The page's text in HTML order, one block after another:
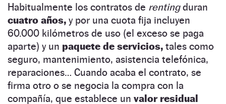
Habitualmente los contratos de rentingduran
cuatro años, y por una cuota fija incluyen
60.000 kilómetros de uso (el exceso se paga
aparte) y un paquete de servicios, tales como
seguro, mantenimiento, asistencia telefónica,
reparaciones… Cuando acaba el contrato, se
firma otro o se negocia la compra con la
compañía, que establece un valor residual